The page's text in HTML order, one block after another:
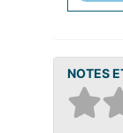
NOTES